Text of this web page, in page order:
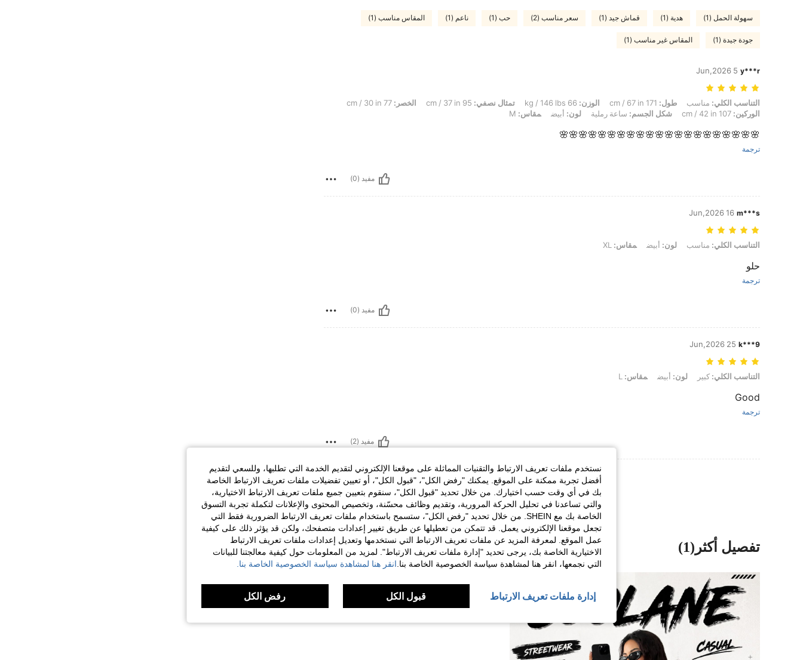
سهولة الحمل (1) هدية (1) قماش جيد (1) سعر مناسب (2) حب (1) ناعم (1) المقاس مناسب (1)
جودة جيدة (1) المقاس غير مناسب (1)
y***r
5 Jun,2026
التناسب الكلي: مناسب, طول: 171 cm / 67 in, الوزن: 66 kg / 146 lbs, تمثال نصفي: 95 cm / 37 in, الخصر: 77 cm / 30 in, الوركين: 107 cm / 42 in, شكل الجسم: ساعة رملية, لون: أبيض, مقاس: M
التناسب الكلي: مناسب طول: الوزن: تمثال نصفي: الخصر:
الوركين:
شكل الجسم: ساعة رملية لون: أبيض مقاس:
🌸🌸🌸🌸🌸🌸🌸🌸🌸🌸🌸🌸🌸🌸🌸🌸🌸🌸🌸🌸🌸
ترجمة
مفيد (0)
m***s
16 Jun,2026
التناسب الكلي: مناسب, لون: أبيض, مقاس: XL
التناسب الكلي: مناسب لون: أبيض مقاس:
حلو
ترجمة
مفيد (0)
k***9
25 Jun,2026
التناسب الكلي: كبير, لون: أبيض, مقاس: L
التناسب الكلي: كبير لون: أبيض مقاس:
Good
ترجمة
مفيد (2)
عرض المزيد من المراجعات
تفصيل أكثر(1)
نستخدم ملفات تعريف الارتباط والتقنيات المماثلة على موقعنا الإلكتروني لتقديم الخدمة التي تطلبها، وللسعي لتقديم
أفضل تجربة ممكنة على الموقع. يمكنك "رفض الكل"، "قبول الكل"، أو تعيين تفضيلات ملفات تعريف الارتباط الخاصة
بك في أي وقت حسب اختيارك. من خلال تحديد "قبول الكل"، سنقوم بتعيين جميع ملفات تعريف الارتباط الاختيارية،
والتي تساعدنا في تحليل الحركة المرورية، وتقديم وظائف محسّنة، وتخصيص المحتوى والإعلانات لتكملة تجربة التسوق
الخاصة بك مع SHEIN. من خلال تحديد "رفض الكل"، ستسمح باستخدام ملفات تعريف الارتباط الضرورية فقط التي
تجعل موقعنا الإلكتروني يعمل. قد تتمكن من تعطيلها عن طريق تغيير إعدادات متصفحك، ولكن قد يؤثر ذلك على كيفية
عمل الموقع. لمعرفة المزيد عن ملفات تعريف الارتباط التي نستخدمها وتعديل إعدادات ملفات تعريف الارتباط
الاختيارية الخاصة بك، يرجى تحديد "إدارة ملفات تعريف الارتباط". لمزيد من المعلومات حول كيفية معالجتنا للبيانات
التي نجمعها، انقر هنا لمشاهدة سياسة الخصوصية الخاصة بنا. انقر هنا لمشاهدة سياسة الخصوصية الخاصة بنا.
إدارة ملفات تعريف الارتباط قبول الكل رفض الكل